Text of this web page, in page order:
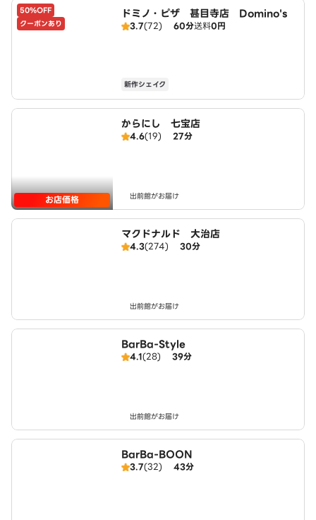
50%OFF
クーポンあり
ドミノ・ピザ 甚目寺店 Domino's
3.7(72) 60分送料0円
新作シェイク
お店価格
からにし 七宝店
4.6(19) 27分
出前館がお届け
マクドナルド 大治店
4.3(274) 30分
出前館がお届け
BarBa-Style
4.1(28) 39分
出前館がお届け
BarBa-BOON
3.7(32) 43分